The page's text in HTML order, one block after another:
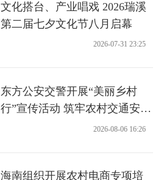
文化搭台、产业唱戏 2026瑞溪
第二届七夕文化节八月启幕
2026-07-31 23:25
东方公安交警开展“美丽乡村
行”宣传活动 筑牢农村交通安全
2026-08-06 16:26
海南组织开展农村电商专项培